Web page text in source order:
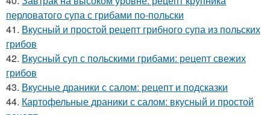
перловатого супа с грибами по-польски
41. Вкусный и простой рецепт грибного супа из польских
грибов
42. Вкусный суп с польскими грибами: рецепт свежих
грибов
43. Вкусные драники с салом: рецепт и подсказки
44. Картофельные драники с салом: вкусный и простой